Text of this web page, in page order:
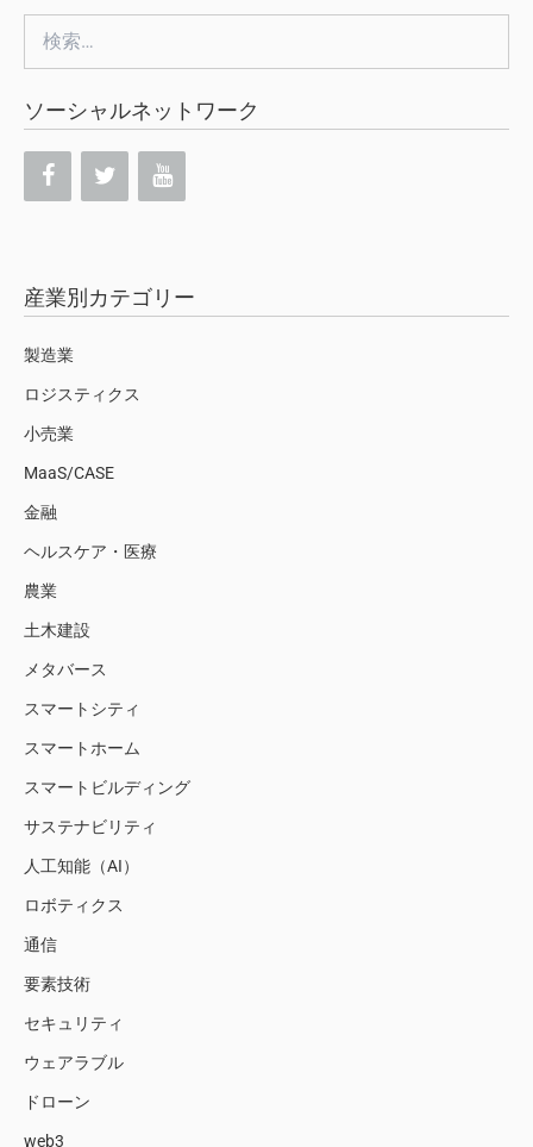
索:
ソーシャルネットワーク
産業別カテゴリー
製造業
ロジスティクス
小売業
MaaS/CASE
金融
ヘルスケア・医療
農業
土木建設
メタバース
スマートシティ
スマートホーム
スマートビルディング
サステナビリティ
人工知能（AI）
ロボティクス
通信
要素技術
セキュリティ
ウェアラブル
ドローン
web3